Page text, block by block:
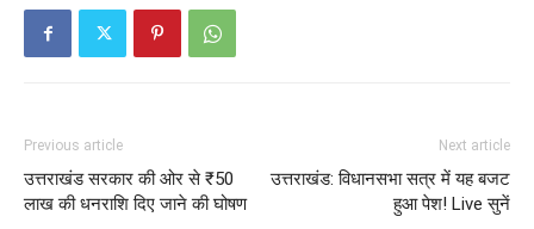
Previous article
उत्तराखंड सरकार की ओर से ₹50
लाख की धनराशि दिए जाने की घोषण
Next article
उत्तराखंड: विधानसभा सत्र में यह बजट
हुआ पेश! Live सुनें